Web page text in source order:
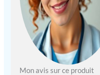
Mon avis sur ce produit